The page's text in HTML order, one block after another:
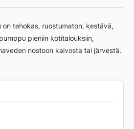
on tehokas, ruostumaton, kestävä,
pieniin kotitalouksiin,
nostoon kaivosta tai järvestä.